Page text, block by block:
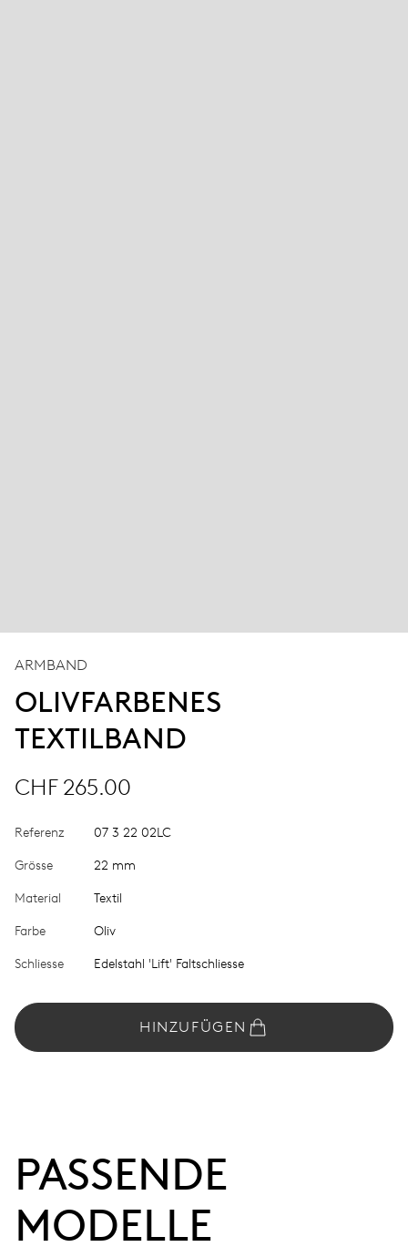
ARMBAND
OLIVFARBENES
TEXTILBAND
CHF 265.00
Referenz 07 3 22 02LC
Grösse 22 mm
Material Textil
Farbe Oliv
Schliesse Edelstahl 'Lift' Faltschliesse
HINZUFÜGEN
PASSENDE
MODELLE